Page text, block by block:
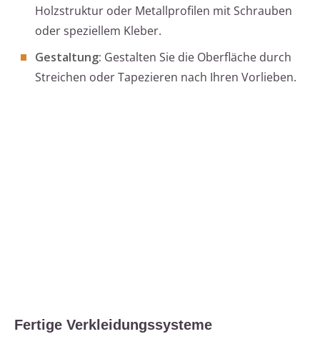
Holzstruktur oder Metallprofilen mit Schrauben
oder speziellem Kleber.
Gestaltung: Gestalten Sie die Oberfläche durch
Streichen oder Tapezieren nach Ihren Vorlieben.
Fertige Verkleidungssysteme